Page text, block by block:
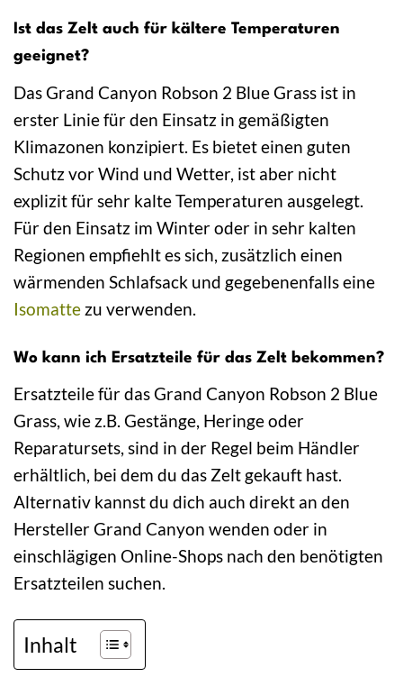
Ist das Zelt auch für kältere Temperaturen
geeignet?
Das Grand Canyon Robson 2 Blue Grass ist in
erster Linie für den Einsatz in gemäßigten
Klimazonen konzipiert. Es bietet einen guten
Schutz vor Wind und Wetter, ist aber nicht
explizit für sehr kalte Temperaturen ausgelegt.
Für den Einsatz im Winter oder in sehr kalten
Regionen empfiehlt es sich, zusätzlich einen
wärmenden Schlafsack und gegebenenfalls eine
Isomatte zu verwenden.
Wo kann ich Ersatzteile für das Zelt bekommen?
Ersatzteile für das Grand Canyon Robson 2 Blue
Grass, wie z.B. Gestänge, Heringe oder
Reparatursets, sind in der Regel beim Händler
erhältlich, bei dem du das Zelt gekauft hast.
Alternativ kannst du dich auch direkt an den
Hersteller Grand Canyon wenden oder in
einschlägigen Online-Shops nach den benötigten
Ersatzteilen suchen.
Inhalt